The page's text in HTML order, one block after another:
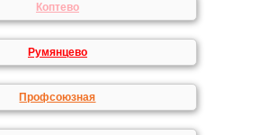
Коптево
Румянцево
Профсоюзная